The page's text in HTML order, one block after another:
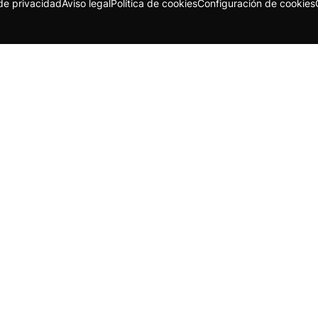
privacidadAviso legalPolítica de cookiesConfiguración de cookies